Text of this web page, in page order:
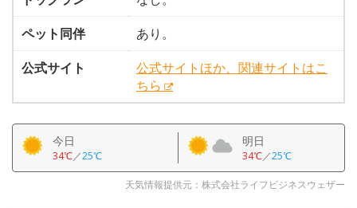
ペット同伴
あり。
公式サイト
公式サイトほか、関連サイトはこ
ちら
今日
34℃／25℃
明日
34℃／25℃
天気情報提供元：株式会社ライフビジネスウェザー